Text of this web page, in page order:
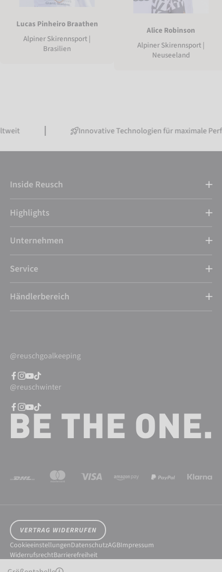
Lucas Pinheiro Braathen
Alpiner Skirennsport |
Brasilien
Alice Robinson
Alpiner Skirennsport |
Neuseeland
Innovative Technologien für maximale Performance
Inside Reusch
Highlights
Unternehmen
Service
Händlerbereich
@reuschgoalkeeping
@reuschwinter
VERTRAG WIDERRUFEN
CookieeinstellungenDatenschutzAGBImpressum
WiderrufsrechtBarrierefreiheit
© 2026 Reusch International SpA - AG